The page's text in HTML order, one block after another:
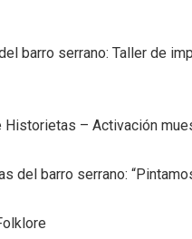
barro serrano: Taller de
Historietas – Activación
del barro serrano: